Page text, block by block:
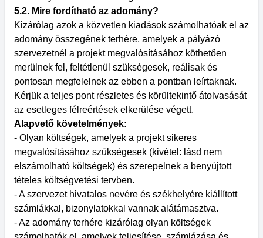
5.2. Mire fordítható az adomány?
Kizárólag azok a közvetlen kiadások számolhatóak el az
adomány összegének terhére, amelyek a pályázó
szervezetnél a projekt megvalósításához köthetően
merülnek fel, feltétlenül szükségesek, reálisak és
pontosan megfelelnek az ebben a pontban leírtaknak.
Kérjük a teljes pont részletes és körültekintő átolvasását
az esetleges félreértések elkerülése végett.
Alapvető követelmények:
- Olyan költségek, amelyek a projekt sikeres
megvalósításához szükségesek (kivétel: lásd nem
elszámolható költségek) és szerepelnek a benyújtott
tételes költségvetési tervben.
- A szervezet hivatalos nevére és székhelyére kiállított
számlákkal, bizonylatokkal vannak alátámasztva.
- Az adomány terhére kizárólag olyan költségek